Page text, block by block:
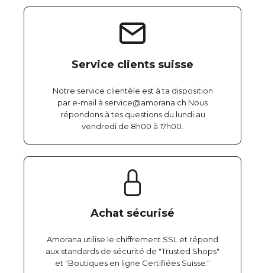
Service clients suisse
Notre service clientèle est à ta disposition
par e-mail à service@amorana.ch Nous
répondons à tes questions du lundi au
vendredi de 8h00 à 17h00.
Achat sécurisé
Amorana utilise le chiffrement SSL et répond
aux standards de sécurité de "Trusted Shops"
et "Boutiques en ligne Certifiées Suisse."